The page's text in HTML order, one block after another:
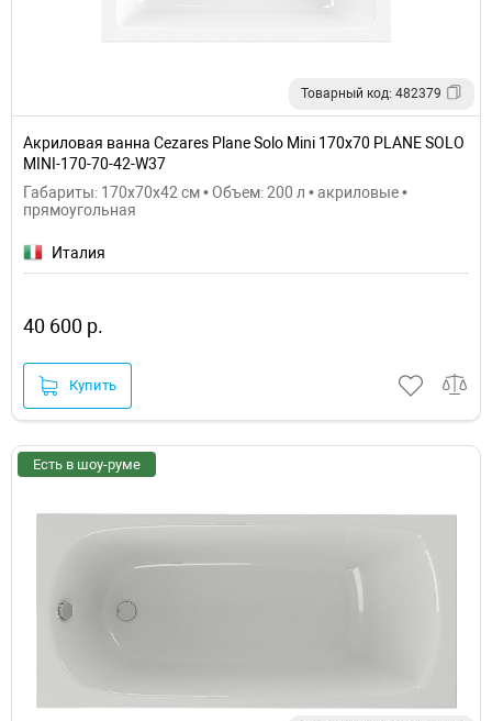
Товарный код: 482379
Акриловая ванна Cezares Plane Solo Mini 170x70 PLANE SOLO
MINI-170-70-42-W37
Габариты: 170x70x42 см • Объем: 200 л • акриловые •
прямоугольная
Италия
40 600 р.
Купить
Есть в шоу-руме